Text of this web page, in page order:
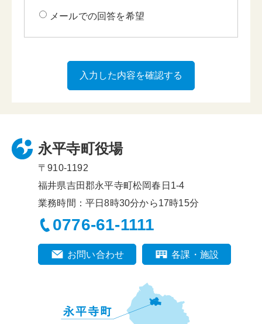
メールでの回答を希望
永平寺町役場
〒910-1192
福井県吉田郡永平寺町松岡春日1-4
業務時間：平日8時30分から17時15分
0776-61-1111
お問い合わせ 各課・施設